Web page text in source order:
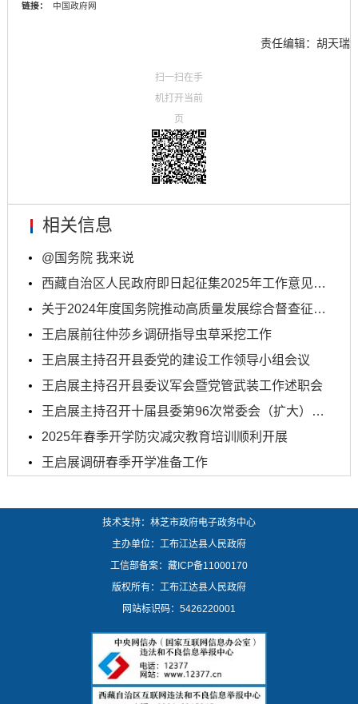
链接： 中国政府网
责任编辑：胡天瑞
扫一扫在手
机打开当前
页
相关信息
@国务院 我来说
西藏自治区人民政府即日起征集2025年工作意见建议
关于2024年度国务院推动高质量发展综合督查征集问题...
王启展前往仲莎乡调研指导虫草采挖工作
王启展主持召开县委党的建设工作领导小组会议
王启展主持召开县委议军会暨党管武装工作述职会
王启展主持召开十届县委第96次常委会（扩大）会议
2025年春季开学防灾减灾教育培训顺利开展
王启展调研春季开学准备工作
技术支持：林芝市政府电子政务中心
主办单位：工布江达县人民政府
工信部备案： 藏ICP备11000170
版权所有：工布江达县人民政府
网站标识码：5426220001